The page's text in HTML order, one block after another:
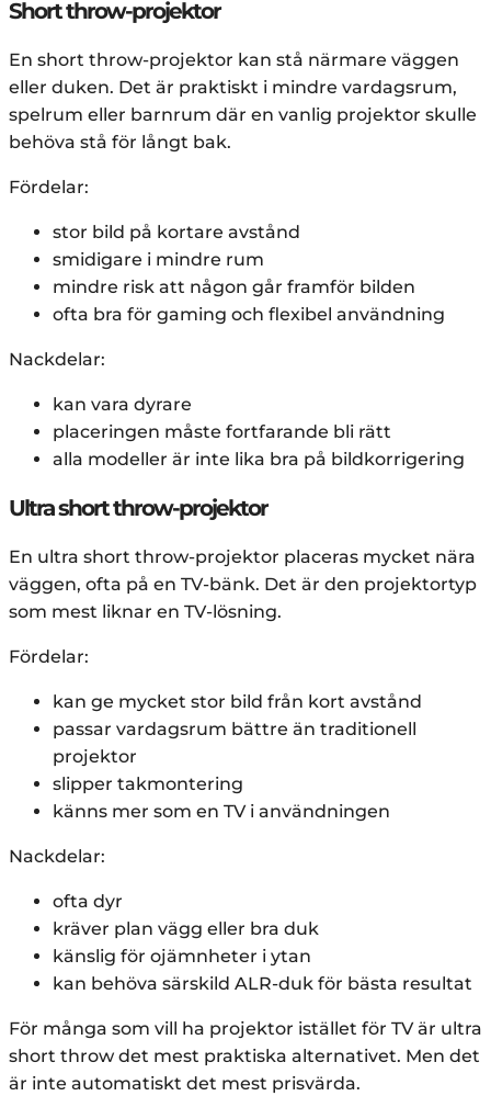
Short throw-projektor
En short throw-projektor kan stå närmare väggen
eller duken. Det är praktiskt i mindre vardagsrum,
spelrum eller barnrum där en vanlig projektor skulle
behöva stå för långt bak.
Fördelar:
stor bild på kortare avstånd
smidigare i mindre rum
mindre risk att någon går framför bilden
ofta bra för gaming och flexibel användning
Nackdelar:
kan vara dyrare
placeringen måste fortfarande bli rätt
alla modeller är inte lika bra på bildkorrigering
Ultra short throw-projektor
En ultra short throw-projektor placeras mycket nära
väggen, ofta på en TV-bänk. Det är den projektortyp
som mest liknar en TV-lösning.
Fördelar:
kan ge mycket stor bild från kort avstånd
passar vardagsrum bättre än traditionell
projektor
slipper takmontering
känns mer som en TV i användningen
Nackdelar:
ofta dyr
kräver plan vägg eller bra duk
känslig för ojämnheter i ytan
kan behöva särskild ALR-duk för bästa resultat
För många som vill ha projektor istället för TV är ultra
short throw det mest praktiska alternativet. Men det
är inte automatiskt det mest prisvärda.